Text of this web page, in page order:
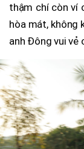
thậm chí còn ví
hòa mát, không
anh Đông vui vẻ